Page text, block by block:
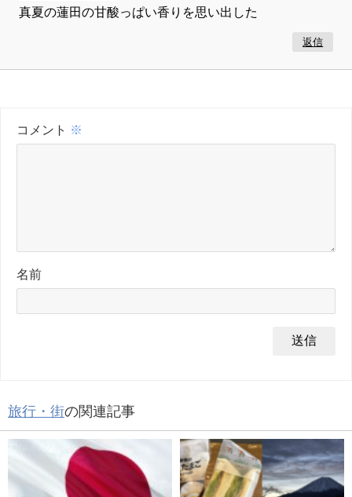
真夏の蓮田の甘酸っぱい香りを思い出した
返信
コメント ※
名前
旅行・街の関連記事